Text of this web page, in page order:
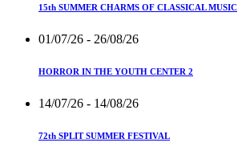
15th SUMMER CHARMS OF CLASSICAL MUSIC
01/07/26 - 26/08/26
HORROR IN THE YOUTH CENTER 2
14/07/26 - 14/08/26
72th SPLIT SUMMER FESTIVAL